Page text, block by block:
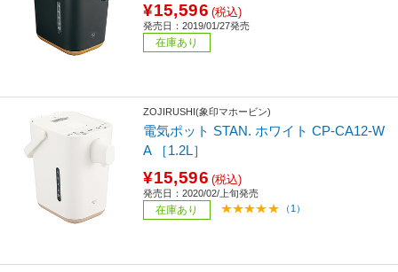
¥15,596 (税込)
発売日：2019/01/27発売
在庫あり
ZOJIRUSHI(象印マホービン)
電気ポット STAN. ホワイト CP-CA12-W
A ［1.2L］
¥15,596 (税込)
発売日：2020/02/上旬発売
在庫あり （1）